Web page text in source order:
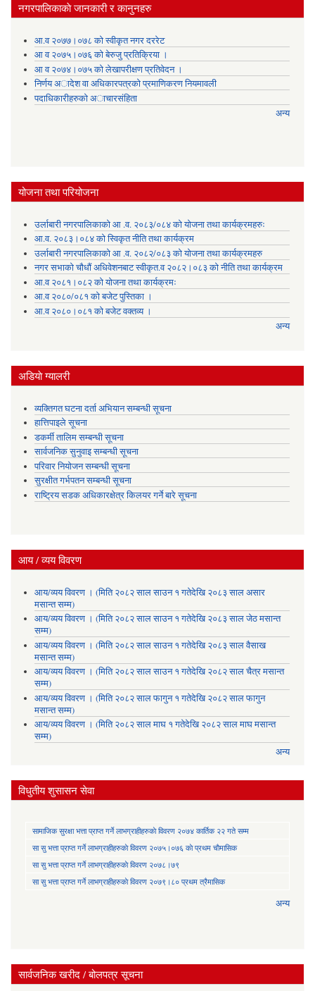
नगरपालिकाकाे जानकारी र कानुनहरु
आ.व २०७७।०७८ को स्वीकृत नगर दररेट
आ व २०७५।०७६ को बेरुजु प्रतिक्रिया ।
आ व २०७४।०७५ काे लेखापरीक्षण प्रतिवेदन ।
निर्णय अादेश वा अधिकारपत्रकाे प्रमाणिकरण नियमावली
पदाधिकारीहरुको अाचारसंहिता
अन्य
योजना तथा परियोजना
उर्लाबारी नगरपालिकाको आ .व. २०८३/०८४ को योजना तथा कार्यक्रमहरुः
आ.व. २०८३।०८४ को स्विकृत नीति तथा कार्यक्रम
उर्लाबारी नगरपालिकाको आ .व. २०८२/०८३ को योजना तथा कार्यक्रमहरु
नगर सभाको चौधौं अधिवेशनबाट स्वीकृत.व २०८२।०८३ को नीति तथा कार्यक्रम
आ.व २०८१।०८२ को योजना तथा कार्यक्रमः
आ.व २०८०/०८१ को बजेट पुस्तिका ।
आ.व २०८०।०८१ को बजेट वक्तव्य ।
अन्य
अडियाे ग्यालरी
व्यक्तिगत घटना दर्ता अभियान सम्बन्धी सूचना
हात्तिपाइले सूचना
डकर्मी तालिम सम्बन्धी सूचना
सार्वजनिक सुनुवाइ सम्बन्धी सूचना
परिवार नियोजन सम्बन्धी सूचना
सुरक्षीत गर्भपतन सम्बन्धी सूचना
राष्ट्रिय सडक अधिकारक्षेत्र किलयर गर्ने बारे सूचना
आय / व्यय विवरण
आय/व्यय विवरण । (मिति २०८२ साल साउन १ गतेदेखि २०८३ साल असार
मसान्त सम्म)
आय/व्यय विवरण । (मिति २०८२ साल साउन १ गतेदेखि २०८३ साल जेठ मसान्त
सम्म)
आय/व्यय विवरण । (मिति २०८२ साल साउन १ गतेदेखि २०८३ साल वैसाख
मसान्त सम्म)
आय/व्यय विवरण । (मिति २०८२ साल साउन १ गतेदेखि २०८२ साल चैत्र मसान्त
सम्म)
आय/व्यय विवरण । (मिति २०८२ साल फागुन १ गतेदेखि २०८२ साल फागुन
मसान्त सम्म)
आय/व्यय विवरण । (मिति २०८२ साल माघ १ गतेदेखि २०८२ साल माघ मसान्त
सम्म)
अन्य
विधुतीय शुसासन सेवा
सामाजिक सुरक्षा भत्ता प्राप्त गर्ने लाभग्राहीहरुकाे विवरण २०७४ कार्तिक २२ गते सम्म
सा‍ सु भत्ता प्राप्त गर्ने लाभग्राहीहरुकाे विवरण २०७५।०७६ काे प्रथम चाैमासिक
सा‍ सु भत्ता प्राप्त गर्ने लाभग्राहीहरुकाे विवरण २०७८।७९
सा‍ सु भत्ता प्राप्त गर्ने लाभग्राहीहरुकाे विवरण २०७९।८० प्रथम त्रैमासिक
अन्य
सार्वजनिक खरीद / बोलपत्र सूचना